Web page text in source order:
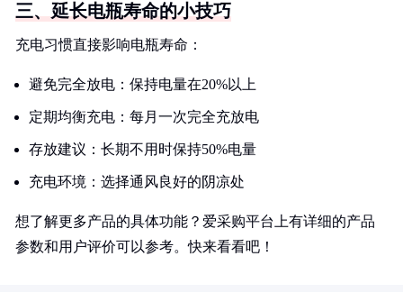
三、延长电瓶寿命的小技巧
充电习惯直接影响电瓶寿命：
避免完全放电：保持电量在20%以上
定期均衡充电：每月一次完全充放电
存放建议：长期不用时保持50%电量
充电环境：选择通风良好的阴凉处
想了解更多产品的具体功能？爱采购平台上有详细的产品
参数和用户评价可以参考。快来看看吧！